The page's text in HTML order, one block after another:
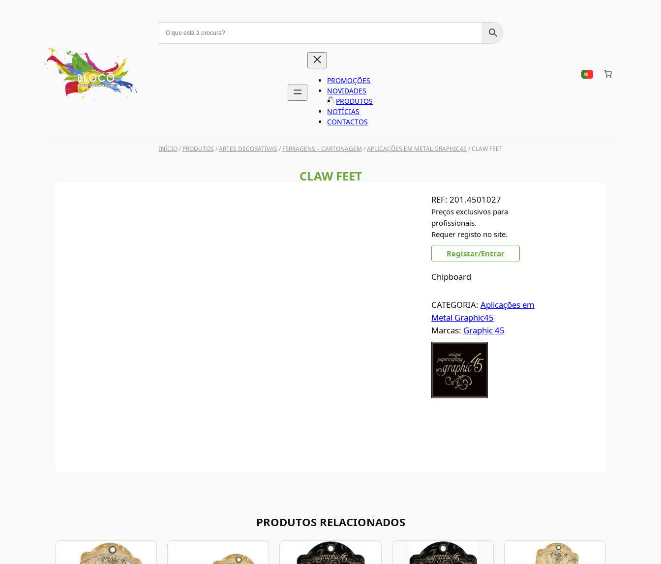
PROMOÇÕES
NOVIDADES
PRODUTOS
NOTÍCIAS
CONTACTOS
INÍCIO/ PRODUTOS /ARTES DECORATIVAS / FERRAGENS – CARTONAGEM /APLICAÇÕES EM METAL GRAPHIC45 / CLAW FEET
CLAW FEET
REF: 201.4501027
Preços exclusivos para
profissionais.
Requer registo no site.
Registar/Entrar
Chipboard
CATEGORIA: Aplicações em
Metal Graphic45
Marcas: Graphic 45
PRODUTOS RELACIONADOS